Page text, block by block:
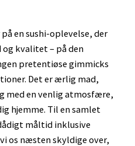
en sushi-oplevelse, der
kvalitet – på den
pretentiøse gimmicks
Det er ærlig mad,
med en venlig atmosfære,
hjemme. Til en samlet
måltid inklusive
os næsten skyldige over,